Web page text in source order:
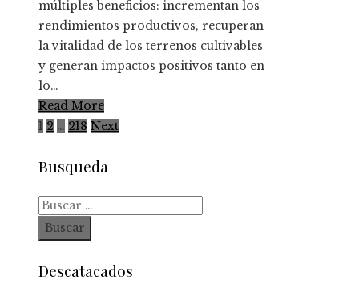
múltiples beneficios: incrementan los
rendimientos productivos, recuperan
la vitalidad de los terrenos cultivables
y generan impactos positivos tanto en
lo…
Read More
Paginación
de
entradas
1 2 … 218 Next
Busqueda
Buscar:
Descatacados